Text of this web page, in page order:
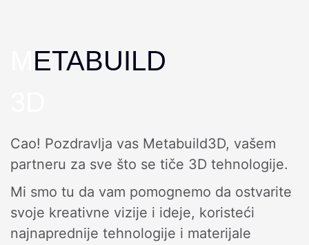
ETABUILD
Cao! Pozdravlja vas Metabuild3D, vašem
partneru za sve što se tiče 3D tehnologije.
Mi smo tu da vam pomognemo da ostvarite
svoje kreativne vizije i ideje, koristeći
najnaprednije tehnologije i materijale